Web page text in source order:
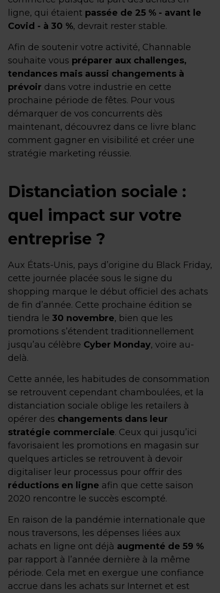
ligne, qui étaient passée de 25 % - avant le
Covid - à 30 %, devrait rester stable.
Afin de soutenir votre activité, Channable
souhaite vous préparer aux challenges,
tendances mais aussi changements à
prévoir dans votre industrie en cette
prochaine période de fêtes. Pour vous
démarquer de vos concurrents dès
maintenant, découvrez dans ce livre blanc
comment gagner en visibilité et créer une
stratégie marketing réussie.
Distanciation sociale :
quel impact sur votre
entreprise ?
Aux États-Unis, pays d’origine du Black Friday,
cette journée placée sous le signe du
shopping marque le début officiel des achats
de fin d’année. Cette prochaine édition se
tiendra le 30 novembre, bien que les
promotions s’étendent traditionnellement
jusqu’au célèbre Cyber Monday, voire au-
delà.
Cette année, les habitudes de consommation
se retrouvent cependant chamboulées, et la
distanciation sociale oblige les retailers à
opérer des changements dans leur
stratégie commerciale. Ceux qui jusqu’ici
favorisaient les promotions en magasin sur
quelques articles se retrouvent à devoir
digitaliser leur processus pour offrir des
réductions en ligne afin que cette saison
2020 rencontre le succès escompté.
En raison de la pandémie internationale que
nous traversons, les dépenses liées aux
achats en ligne ont déjà augmenté de 59 %
par rapport à l’année dernière à la même
période. Cela met en exergue une confiance
accrue dans les achats sur Internet et est